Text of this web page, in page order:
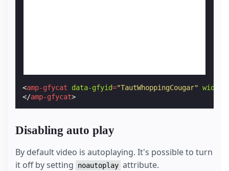
<amp-gfycat data-gfyid="TautWhoppingCougar" width
</amp-gfycat>
Disabling auto play
By default video is autoplaying. It's possible to turn
it off by setting
noautoplay attribute.